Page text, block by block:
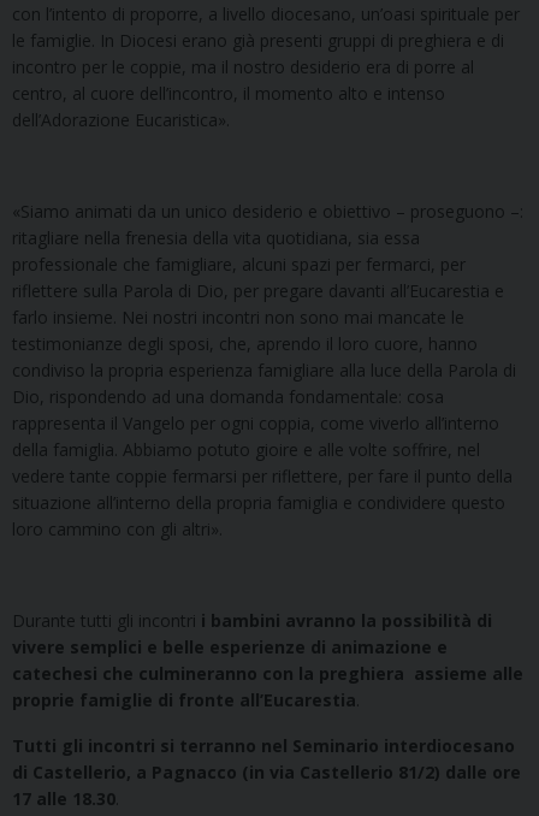
con l’intento di proporre, a livello diocesano, un’oasi spirituale per
le famiglie. In Diocesi erano già presenti gruppi di preghiera e di
incontro per le coppie, ma il nostro desiderio era di porre al
centro, al cuore dell’incontro, il momento alto e intenso
dell’Adorazione Eucaristica».
«Siamo animati da un unico desiderio e obiettivo – proseguono –:
ritagliare nella frenesia della vita quotidiana, sia essa
professionale che famigliare, alcuni spazi per fermarci, per
riflettere sulla Parola di Dio, per pregare davanti all’Eucarestia e
farlo insieme. Nei nostri incontri non sono mai mancate le
testimonianze degli sposi, che, aprendo il loro cuore, hanno
condiviso la propria esperienza famigliare alla luce della Parola di
Dio, rispondendo ad una domanda fondamentale: cosa
rappresenta il Vangelo per ogni coppia, come viverlo all’interno
della famiglia. Abbiamo potuto gioire e alle volte soffrire, nel
vedere tante coppie fermarsi per riflettere, per fare il punto della
situazione all’interno della propria famiglia e condividere questo
loro cammino con gli altri».
Durante tutti gli incontri i bambini avranno la possibilità di
vivere semplici e belle esperienze di animazione e
catechesi che culmineranno con la preghiera assieme alle
proprie famiglie di fronte all’Eucarestia
Tutti gli incontri si terranno nel Seminario interdiocesano
di Castellerio, a Pagnacco (in via Castellerio 81/2) dalle ore
17 alle 18.30